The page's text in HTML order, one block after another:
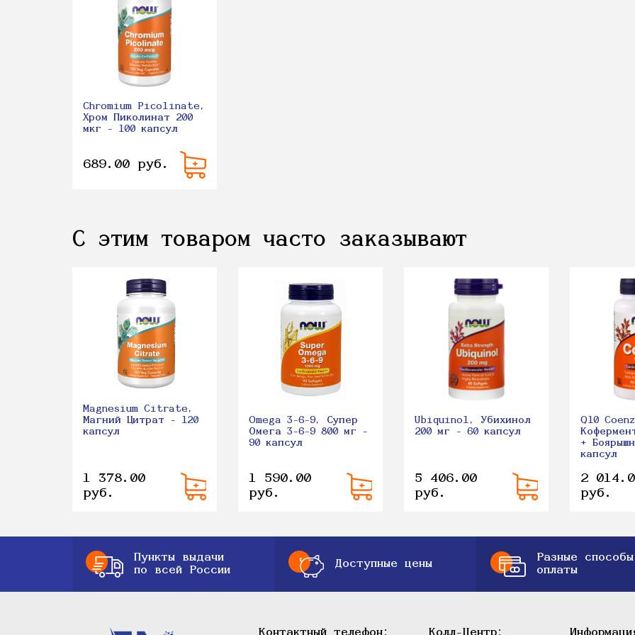
Chromium Picolinate,
Хром Пиколинат 200
мкг - 100 капсул
689.00 руб.
С этим товаром часто заказывают
Magnesium Citrate,
Магний Цитрат - 120
капсул
1 378.00
руб.
Omega 3-6-9, Супер
Омега 3-6-9 800 мг -
90 капсул
1 590.00
руб.
Ubiquinol, Убихинол
200 мг - 60 капсул
5 406.00
руб.
Q10
+
капсул
2
руб.
Пункты выдачи
по всей России
Доступные цены
Разные способы
оплаты